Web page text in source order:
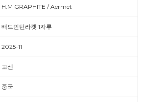
H.M GRAPHITE / Aermet
배드민턴라켓 1자루
2025-11
고센
중국